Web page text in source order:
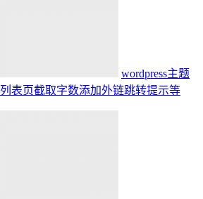
wordpress主题
表页截取字数添加外链跳转提示等